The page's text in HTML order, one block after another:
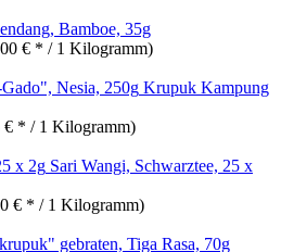
Bamboe, 35g
€ * / 1 Kilogramm)
Krupuk Kampung
€ * / 1 Kilogramm)
Sari Wangi, Schwarztee, 25 x
€ * / 1 Kilogramm)